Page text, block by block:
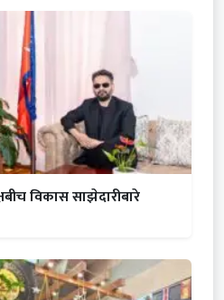
विकास साझेदारीबारे